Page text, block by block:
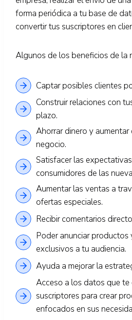
forma periódica a tu base de
convertir tus suscriptores en
Algunos de los beneficios de la
Captar posibles clientes
Construir relaciones con
plazo.
Ahorrar dinero y aumentar
negocio.
Satisfacer las
consumidores de las
Aumentar las ventas a
ofertas especiales.
Recibir comentarios
Poder anunciar productos
exclusivos a tu audiencia.
Ayuda a mejorar la
Acceso a los datos que te
suscriptores para crear
enfocados en sus